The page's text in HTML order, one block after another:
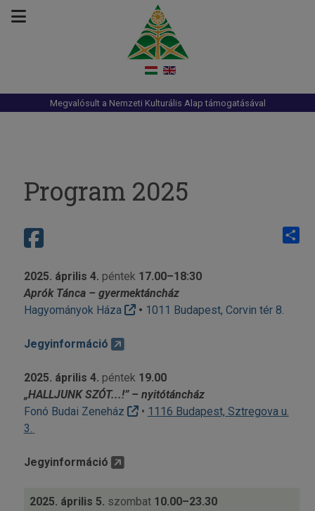
Megvalósult a Nemzeti Kulturális Alap támogatásával
Program 2025
2025. április 4. péntek17.00–18:30
Aprók Tánca – gyermektáncház
Hagyományok Háza
• 1011 Budapest, Corvin tér 8.
Jegyinformáció
2025. április 4. péntek19.00
„HALLJUNK SZÓT...!” – nyitótáncház
Fonó Budai Zeneház
• 1116 Budapest, Sztregova u.
3.
Jegyinformáció
2025. április 5. szombat10.00–23.30